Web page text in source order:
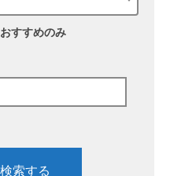
おすすめのみ